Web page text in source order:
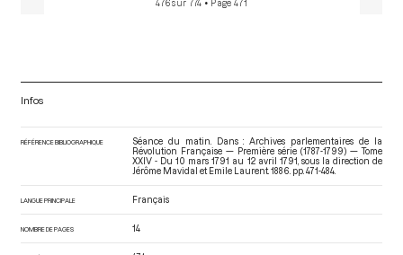
476 sur 774 • Page 471
Infos
RÉFÉRENCE BIBLIOGRAPHIQUE
Séance du matin. Dans : Archives parlementaires de la
Révolution Française — Première série (1787-1799) — Tome
XXIV - Du 10 mars 1791 au 12 avril 1791 , sous la direction de
Jérôme Mavidal et Emile Laurent. 1886. pp. 471-484.
LANGUE PRINCIPALE Français
NOMBRE DE PAGES 14